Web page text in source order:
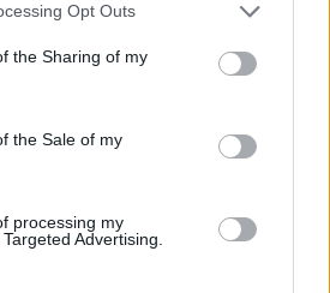
Opt Outs
the Sharing of my
the Sale of my
processing my
Advertising.
το Attica Roots…